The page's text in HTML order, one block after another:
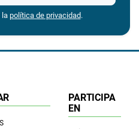
lapolítica de privacidad.
PARTICIPA
EN